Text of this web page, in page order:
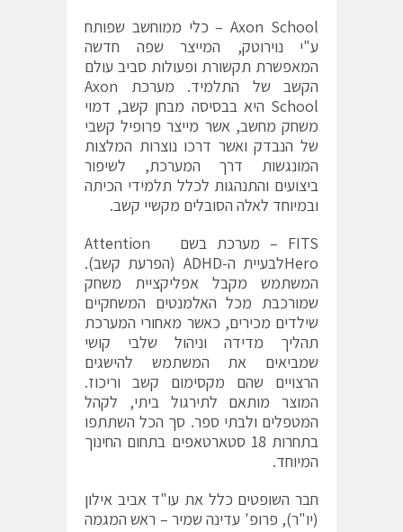
Axon School – כלי ממוחשב שפותח
ע"י נוירוטק, המייצר שפה חדשה
המאפשרת תקשורת ופעולות סביב עולם
הקשב של התלמיד. מערכת Axon
School היא בבסיסה מבחן קשב, דמוי
משחק מחשב, אשר מייצר פרופיל קשבי
של הנבדק ואשר דרכו נוצרות המלצות
המונגשות דרך המערכת, לשיפור
ביצועים והתנהגות לכלל תלמידי הכיתה
ובמיוחד לאלה הסובלים מקשיי קשב.
FITS – מערכת בשם Attention
Heroלבעיית ה-ADHD (הפרעת קשב).
המשתמש מקבל אפליקציית משחק
שמורכבת מכל האלמנטים המשחקיים
שילדים מכירים, כאשר מאחורי המערכת
תהליך מדידה וניהול שלבי קושי
שמביאים את המשתמש להישגים
הרצויים שהם מקסימום קשב וריכוז.
המוצר מותאם לתירגול ביתי, לקהל
המטפלים ולבתי ספר. סך הכל השתתפו
בתחרות 18 סטארטאפים בתחום החינוך
המיוחד.
חבר השופטים כלל את עו"ד אביב אילון
(יו"ר), פרופ' עדינה שמיר – ראש המגמה